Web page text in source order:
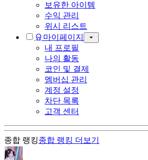
보유한 아이템
수익 관리
위시 리스트
마이페이지
내 프로필
나의 활동
코인 및 결제
멤버십 관리
계정 설정
차단 목록
고객 센터
종합 랭킹종합 랭킹 더보기